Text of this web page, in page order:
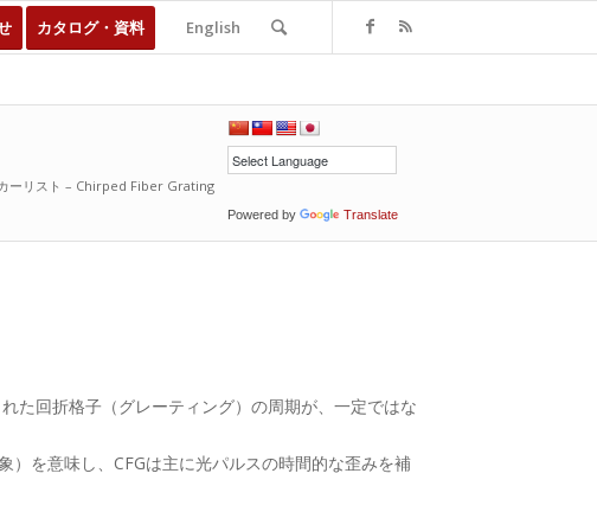
カタログ・資料 English
Powered by Translate
ーリスト – Chirped Fiber Grating
た回折格子（グレーティング）の周期が、一定ではな
を意味し、CFGは主に光パルスの時間的な歪みを補